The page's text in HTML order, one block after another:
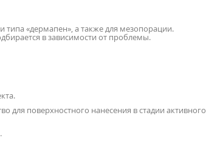
«дермапен», а также для мезопорации.
в зависимости от проблемы.
для поверхностного нанесения в стадии активного